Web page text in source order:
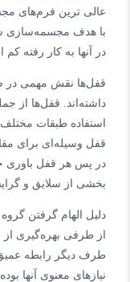
عالی ترین فرم‌های
با هدف مجسمه‌سازی
در آنها به کار رفته
قفل‌ها نقش مهمی در
داشته‌اند
قفل‌ها از
استفاده طبقات مختلف
قفل وسیله‌ای برای
در پس هر قفل باوری
بخشی از سلایق و
دلیل الهام گرفتن
از طرفی بهره‌گیری از
طرف دیگر رابطه
نیازهای معنوی آنها